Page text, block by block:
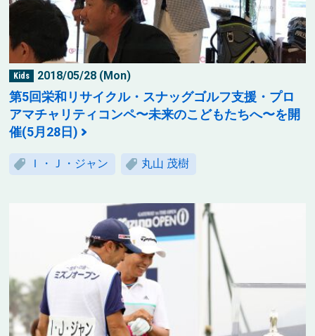
Kids 2018/05/28 (Mon)
第5回栄和リサイクル・スナッグゴルフ支援・プロ
アマチャリティコンペ〜未来のこどもたちへ〜を開
催(5月28日)
Ｉ・Ｊ・ジャン 丸山 茂樹